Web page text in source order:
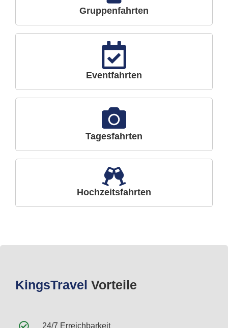
Gruppenfahrten
Eventfahrten
Tagesfahrten
Hochzeitsfahrten
KingsTravel Vorteile
24/7 Erreichbarkeit